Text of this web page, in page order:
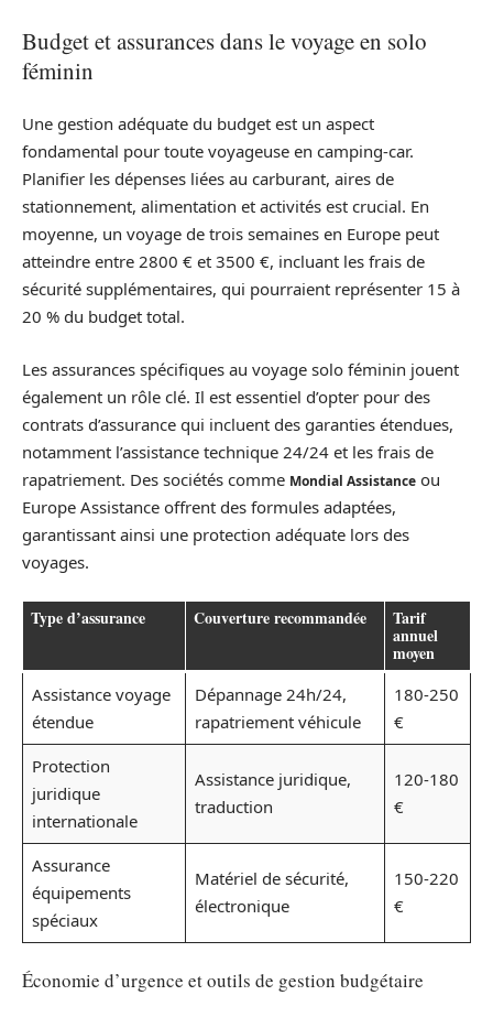
Budget et assurances dans le voyage en solo
féminin
Une gestion adéquate du budget est un aspect
fondamental pour toute voyageuse en camping-car.
Planifier les dépenses liées au carburant, aires de
stationnement, alimentation et activités est crucial. En
moyenne, un voyage de trois semaines en Europe peut
atteindre entre 2800 € et 3500 €, incluant les frais de
sécurité supplémentaires, qui pourraient représenter 15 à
20 % du budget total.
Les assurances spécifiques au voyage solo féminin jouent
également un rôle clé. Il est essentiel d’opter pour des
contrats d’assurance qui incluent des garanties étendues,
notamment l’assistance technique 24/24 et les frais de
rapatriement. Des sociétés comme Mondial Assistance ou
Europe Assistance offrent des formules adaptées,
garantissant ainsi une protection adéquate lors des
voyages.
Type d’assurance Couverture recommandée Tarif
annuel
moyen
Assistance voyage
étendue
Dépannage 24h/24,
rapatriement véhicule
180-250
€
Protection
juridique
internationale
Assistance juridique,
traduction
120-180
€
Assurance
équipements
spéciaux
Matériel de sécurité,
électronique
150-220
€
Économie d’urgence et outils de gestion budgétaire